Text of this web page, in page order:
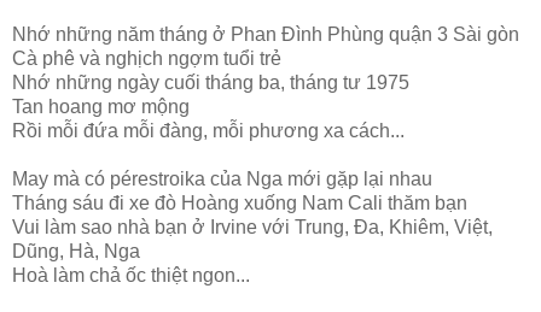
Nhớ những năm tháng ở Phan Đình Phùng quận 3 Sài gòn
Cà phê và nghịch ngợm tuổi trẻ
Nhớ những ngày cuối tháng ba, tháng tư 1975
Tan hoang mơ mộng
Rồi mỗi đứa mỗi đàng, mỗi phương xa cách...
May mà có pérestroika của Nga mới gặp lại nhau
Tháng sáu đi xe đò Hoàng xuống Nam Cali thăm bạn
Vui làm sao nhà bạn ở Irvine với Trung, Đa, Khiêm, Việt,
Dũng, Hà, Nga
Hoà làm chả ốc thiệt ngon...